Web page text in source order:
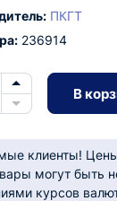
ПКГТ
236914
В
клиенты!
могут быть
курсов